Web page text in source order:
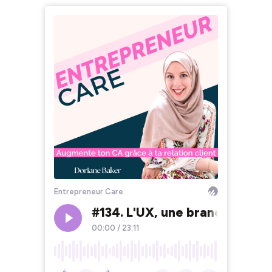
Entrepreneur Care
#134. L'UX, une branche du
00:00 / 23:11